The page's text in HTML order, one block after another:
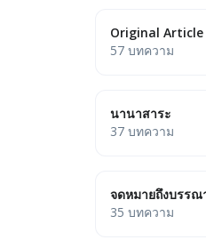
Original Article
57 บทความ
นานาสาระ
37 บทความ
จดหมายถึงบรรณ
35 บทความ